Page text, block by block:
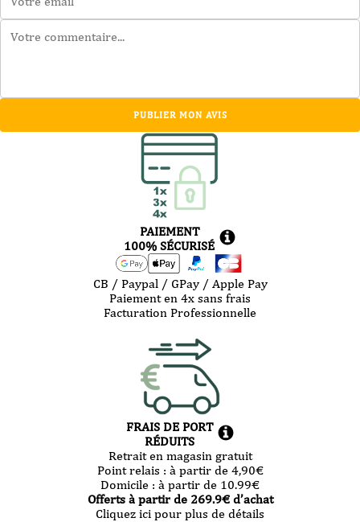
PUBLIER MON AVIS
PAIEMENT
100% SÉCURISÉ
CB / Paypal / GPay / Apple Pay
Paiement en 4x sans frais
Facturation Professionnelle
FRAIS DE PORT
RÉDUITS
Retrait en magasin gratuit
Point relais : à partir de 4,90€
Domicile : à partir de 10.99€
Offerts à partir de 269.9€ d’achat
Cliquez ici pour plus de détails